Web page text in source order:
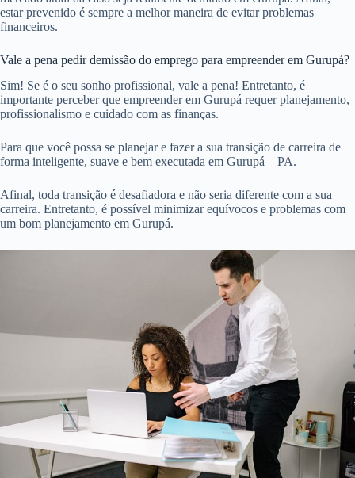
estar prevenido é sempre a melhor maneira de evitar problemas
financeiros.
Vale a pena pedir demissão do emprego para empreender em Gurupá?
Sim! Se é o seu sonho profissional, vale a pena! Entretanto, é
importante perceber que empreender em Gurupá requer planejamento,
profissionalismo e cuidado com as finanças.
Para que você possa se planejar e fazer a sua transição de carreira de
forma inteligente, suave e bem executada em Gurupá – PA.
Afinal, toda transição é desafiadora e não seria diferente com a sua
carreira. Entretanto, é possível minimizar equívocos e problemas com
um bom planejamento em Gurupá.